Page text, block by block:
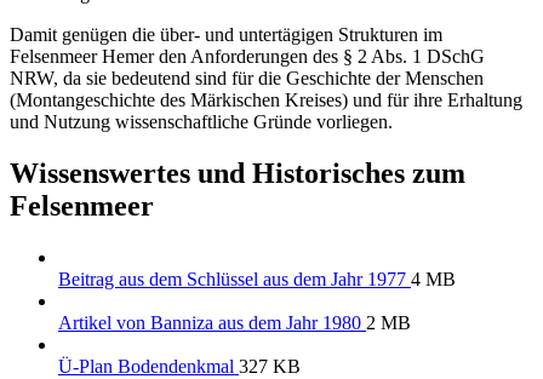
Damit genügen die über- und untertägigen Strukturen im
Felsenmeer Hemer den Anforderungen des § 2 Abs. 1 DSchG
NRW, da sie bedeutend sind für die Geschichte der Menschen
(Montangeschichte des Märkischen Kreises) und für ihre Erhaltung
und Nutzung wissenschaftliche Gründe vorliegen.
Wissenswertes und Historisches zum
Felsenmeer
Beitrag aus dem Schlüssel aus dem Jahr 1977 4 MB
Artikel von Banniza aus dem Jahr 1980 2 MB
Ü-Plan Bodendenkmal 327 KB